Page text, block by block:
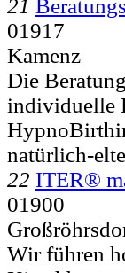
21
01917
Kamenz
Die
individuelle
natürlich-
22 ITER®
01900
Wir führen